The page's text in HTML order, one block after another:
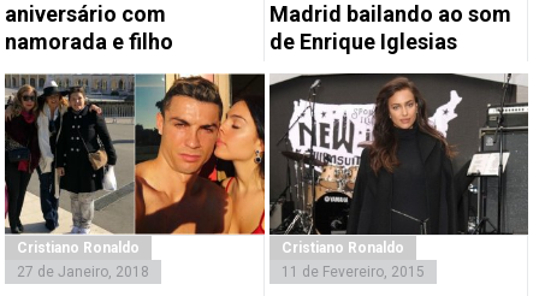
aniversário com
namorada e filho
Madrid bailando ao som
de Enrique Iglesias
Cristiano Ronaldo
27 de Janeiro, 2018
Cristiano Ronaldo
11 de Fevereiro, 2015